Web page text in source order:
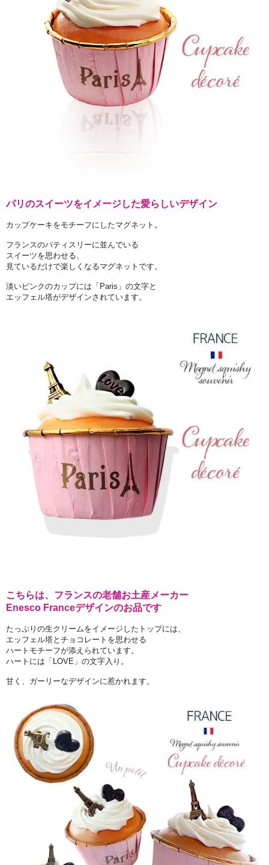
パリのスイーツをイメージした愛らしいデザイン
カップケーキをモチーフにしたマグネット。
フランスのパティスリーに並んでいる
スイーツを思わせる、
見ているだけで楽しくなるマグネットです。
淡いピンクのカップには「Paris」の文字と
エッフェル塔がデザインされています。
こちらは、フランスの老舗お土産メーカー
Enesco Franceデザインのお品です
たっぷりの生クリームをイメージしたトップには、
エッフェル塔とチョコレートを思わせる
ハートモチーフが添えられています。
ハートには「LOVE」の文字入り。
甘く、ガーリーなデザインに惹かれます。